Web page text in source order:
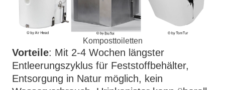
Komposttoiletten
Vorteile: Mit 2-4 Wochen längster
Entleerungszyklus für Feststoffbehälter,
Entsorgung in Natur möglich, kein